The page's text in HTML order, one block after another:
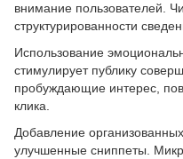
внимание пользователей.
структурированности
Использование
стимулирует публику
пробуждающие интерес,
клика.
Добавление
улучшенные сниппеты.